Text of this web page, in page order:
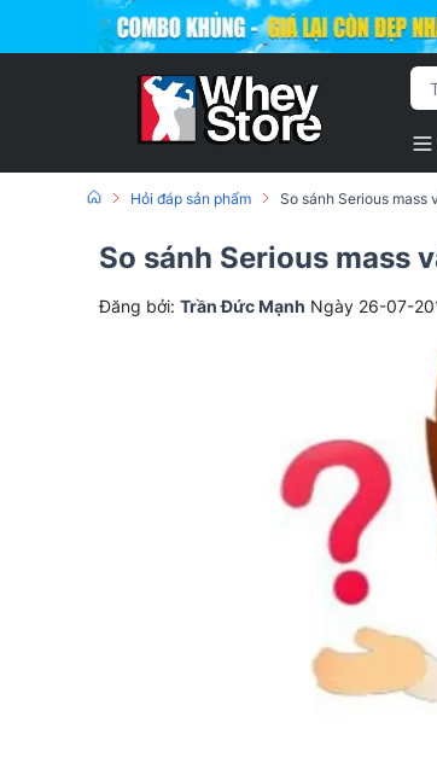
Hỏi đáp sản phẩm So sánh Serious mass
So sánh Serious mass
Đăng bởi: Trần Đức Mạnh Ngày 26-07-